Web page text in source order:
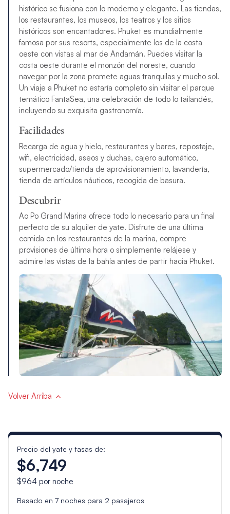
histórico se fusiona con lo moderno y elegante. Las tiendas,
los restaurantes, los museos, los teatros y los sitios
históricos son encantadores. Phuket es mundialmente
famosa por sus resorts, especialmente los de la costa
oeste con vistas al mar de Andamán. Puedes visitar la
costa oeste durante el monzón del noreste, cuando
navegar por la zona promete aguas tranquilas y mucho sol.
Un viaje a Phuket no estaría completo sin visitar el parque
temático FantaSea, una celebración de todo lo tailandés,
incluyendo su exquisita gastronomía.
Facilidades
Recarga de agua y hielo, restaurantes y bares, repostaje,
wifi, electricidad, aseos y duchas, cajero automático,
supermercado/tienda de aprovisionamiento, lavandería,
tienda de artículos náuticos, recogida de basura.
Descubrir
Ao Po Grand Marina ofrece todo lo necesario para un final
perfecto de su alquiler de yate. Disfrute de una última
comida en los restaurantes de la marina, compre
provisiones de última hora o simplemente relájese y
admire las vistas de la bahía antes de partir hacia Phuket.
Volver Arriba
Precio del yate y tasas de:
$6,749
$964 por noche
Basado en 7noches para 2 pasajeros